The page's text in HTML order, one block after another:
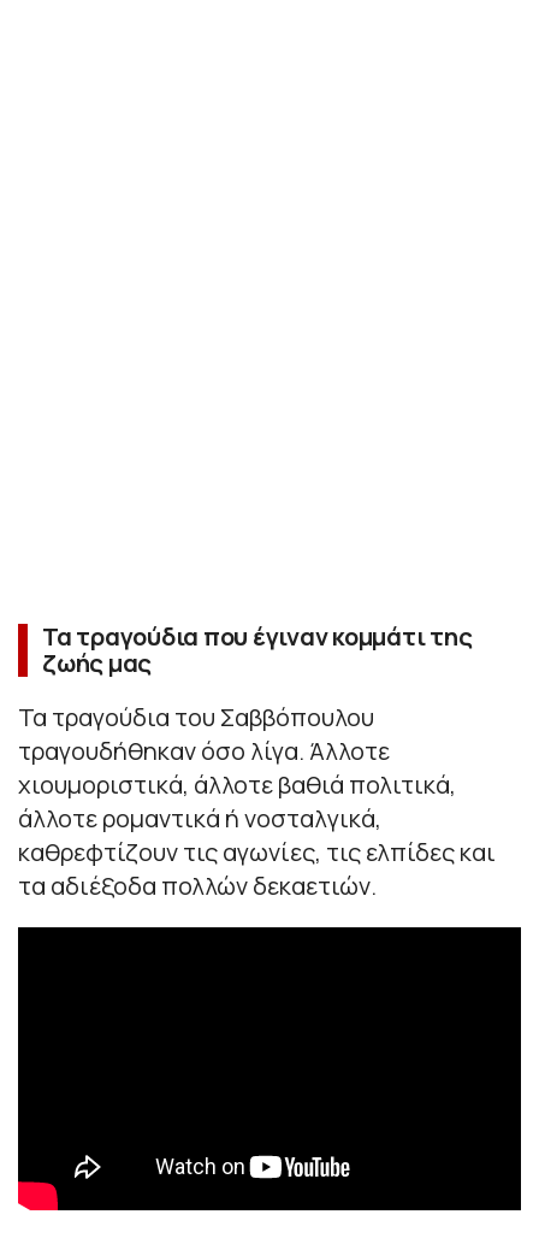
Τα τραγούδια που έγιναν κομμάτι της
ζωής μας
Τα τραγούδια του Σαββόπουλου
τραγουδήθηκαν όσο λίγα. Άλλοτε
χιουμοριστικά, άλλοτε βαθιά πολιτικά,
άλλοτε ρομαντικά ή νοσταλγικά,
καθρεφτίζουν τις αγωνίες, τις ελπίδες και
τα αδιέξοδα πολλών δεκαετιών.